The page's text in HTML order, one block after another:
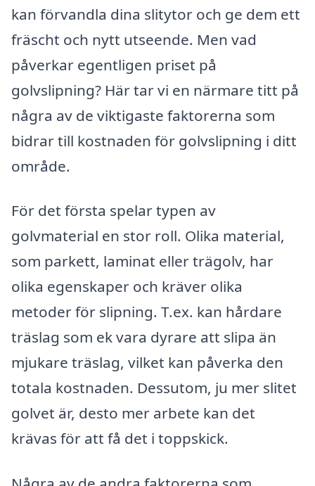
kan förvandla dina slitytor och ge dem ett
fräscht och nytt utseende. Men vad
påverkar egentligen priset på
golvslipning? Här tar vi en närmare titt på
några av de viktigaste faktorerna som
bidrar till kostnaden för golvslipning i ditt
område.
För det första spelar typen av
golvmaterial en stor roll. Olika material,
som parkett, laminat eller trägolv, har
olika egenskaper och kräver olika
metoder för slipning. T.ex. kan hårdare
träslag som ek vara dyrare att slipa än
mjukare träslag, vilket kan påverka den
totala kostnaden. Dessutom, ju mer slitet
golvet är, desto mer arbete kan det
krävas för att få det i toppskick.